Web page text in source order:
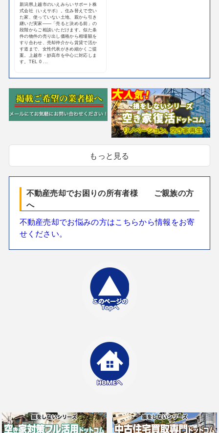
新潟県上越市のいえみらいサポート株
式会社（いえサポ）。住み替えで空い
た家、使っていない土地、親から引き
継いだ実家——「売ると決める前」の
段階からご相談いただけます。似た条
件の物件の売り出し価格から相場観を
すり合わせ、売却仲介から賃貸で活か
す道まで、女性代表がきめ細かくご提
案。上越市・妙高市を中心に対応しま
す。TEL 0 ...
もっと見る
不動産売却でお困りの所有者様 ご親族の方
へ
不動産売却でお悩みの方はこちらから情報をお寄
せください。